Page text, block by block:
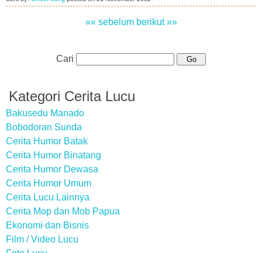
«« sebelum berikut »»
Cari
Kategori Cerita Lucu
Bakusedu Manado
Bobodoran Sunda
Cerita Humor Batak
Cerita Humor Binatang
Cerita Humor Dewasa
Cerita Humor Umum
Cerita Lucu Lainnya
Cerita Mop dan Mob Papua
Ekonomi dan Bisnis
Film / Video Lucu